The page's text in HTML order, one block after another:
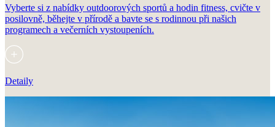
Vyberte si z nabídky outdoorových sportů a hodin fitness, cvičte v
posilovně, běhejte v přírodě a bavte se s rodinnou při našich
programech a večerních vystoupeních.
Detaily